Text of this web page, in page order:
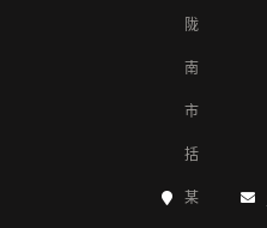
陇
南
市
括
某